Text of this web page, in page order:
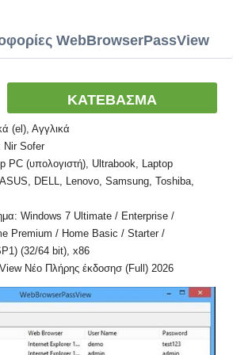
WebBrowserPassView
ΚΑΤΕΒΑΣΜΑ
(el), Αγγλικά
Nir Sofer
PC (υπολογιστή), Ultrabook, Laptop
DELL, Lenovo, Samsung, Toshiba,
Windows 7 Ultimate / Enterprise /
Premium / Home Basic / Starter /
(32/64 bit), x86
Νέο Πλήρης έκδοσησ (Full) 2026